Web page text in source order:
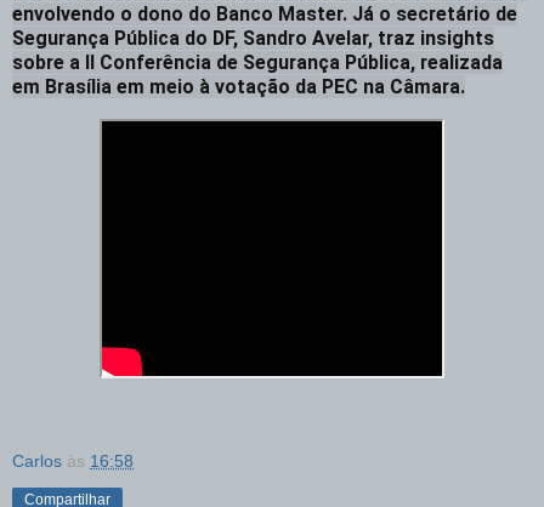
envolvendo o dono do Banco Master. Já o secretário de
Segurança Pública do DF, Sandro Avelar, traz insights
sobre a II Conferência de Segurança Pública, realizada
em Brasília em meio à votação da PEC na Câmara.
Carlos às 16:58
Compartilhar